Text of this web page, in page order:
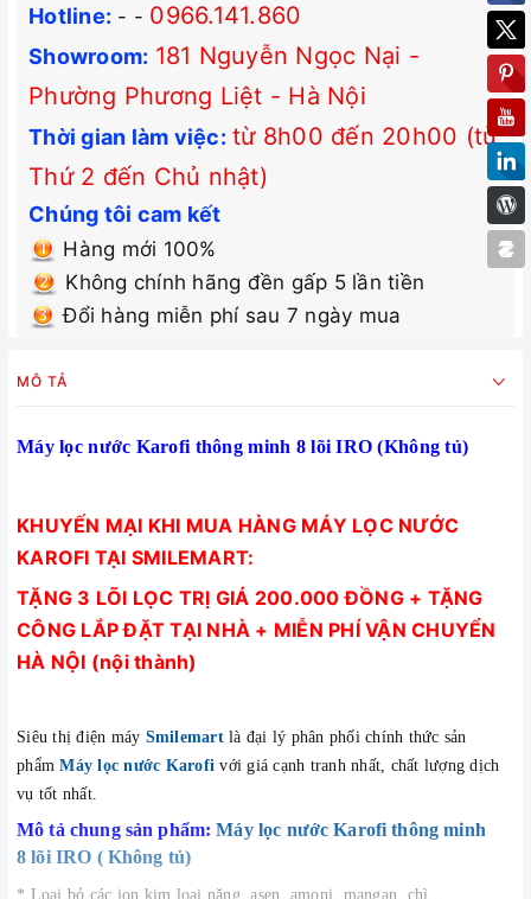
Hotline: - - 0966.141.860
Showroom: 181 Nguyễn Ngọc Nại -
Phường Phương Liệt - Hà Nội
Thời gian làm việc: từ 8h00 đến 20h00 (từ
Thứ 2 đến Chủ nhật)
Chúng tôi cam kết
Hàng mới 100%
Không chính hãng đền gấp 5 lần tiền
Đổi hàng miễn phí sau 7 ngày mua
MÔ TẢ
Máy lọc nước Karofi thông minh 8 lõi IRO (Không tủ)
KHUYẾN MẠI KHI MUA HÀNG MÁY LỌC NƯỚC
KAROFI TẠI SMILEMART:
TẶNG 3 LÕI LỌC TRỊ GIÁ 200.000 ĐỒNG + TẶNG
CÔNG LẮP ĐẶT TẠI NHÀ + MIỄN PHÍ VẬN CHUYỂN
HÀ NỘI (nội thành)
Siêu thị điện máy Smilemart là đại lý phân phối chính thức sản
phẩmMáy lọc nước Karofivớigiá cạnh tranh nhất, chất lượng dịch
vụ tốt nhất.
Mô tả chung sản phẩm:Máy lọc nước Karofi thông minh
8 lõi IRO ( Không tủ)
* Loại bỏ các ion kim loại nặng, asen, amoni, mangan, chì...